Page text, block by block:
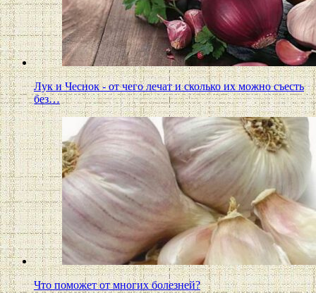
Лук и Чеснок - от чего лечат и сколько их можно съесть
без…
Что поможет от многих болезней?